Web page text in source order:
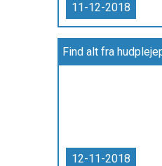
11-12-2018
Find alt fra
12-11-2018